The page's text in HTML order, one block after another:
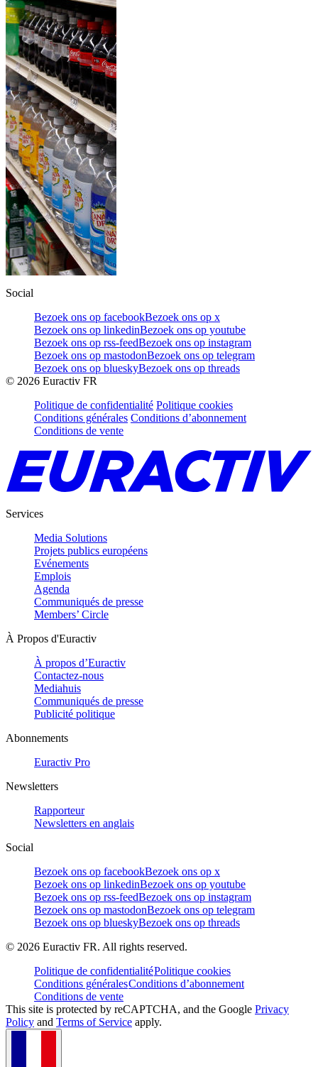
Social
Bezoek ons op facebookBezoek ons op x
Bezoek ons op linkedinBezoek ons op youtube
Bezoek ons op rss-feedBezoek ons op instagram
Bezoek ons op mastodonBezoek ons op telegram
Bezoek ons op blueskyBezoek ons op threads
© 2026 Euractiv FR
Politique de confidentialité Politique cookies
Conditions générales Conditions d’abonnement
Conditions de vente
Services
Media Solutions
Projets publics européens
Evénements
Emplois
Agenda
Communiqués de presse
Members’ Circle
À Propos d'Euractiv
À propos d’Euractiv
Contactez-nous
Mediahuis
Communiqués de presse
Publicité politique
Abonnements
Euractiv Pro
Newsletters
Rapporteur
Newsletters en anglais
Social
Bezoek ons op facebookBezoek ons op x
Bezoek ons op linkedinBezoek ons op youtube
Bezoek ons op rss-feedBezoek ons op instagram
Bezoek ons op mastodonBezoek ons op telegram
Bezoek ons op blueskyBezoek ons op threads
© 2026 Euractiv FR. All rights reserved.
Politique de confidentialitéPolitique cookies
Conditions généralesConditions d’abonnement
Conditions de vente
This site is protected by reCAPTCHA, and the Google Privacy
Policy and Terms of Service apply.